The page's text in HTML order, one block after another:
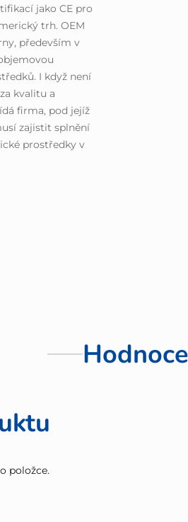
jako CE pro
trh. OEM
především v
I když není
kvalitu a
firma, pod jejíž
zajistit splnění
prostředky v
položce.